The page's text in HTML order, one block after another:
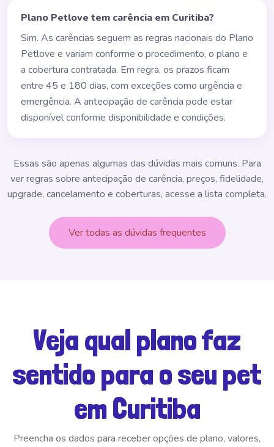
Plano Petlove tem carência em Curitiba?
Sim. As carências seguem as regras nacionais do Plano
Petlove e variam conforme o procedimento, o plano e
a cobertura contratada. Em regra, os prazos ficam
entre 45 e 180 dias, com exceções como urgência e
emergência. A antecipação de carência pode estar
disponível conforme disponibilidade e condições.
Essas são apenas algumas das dúvidas mais comuns. Para
ver regras sobre antecipação de carência, preços, fidelidade,
upgrade, cancelamento e coberturas, acesse a lista completa.
Ver todas as dúvidas frequentes
Veja qual plano faz
sentido para o seu pet
em Curitiba
Preencha os dados para receber opções de plano, valores,